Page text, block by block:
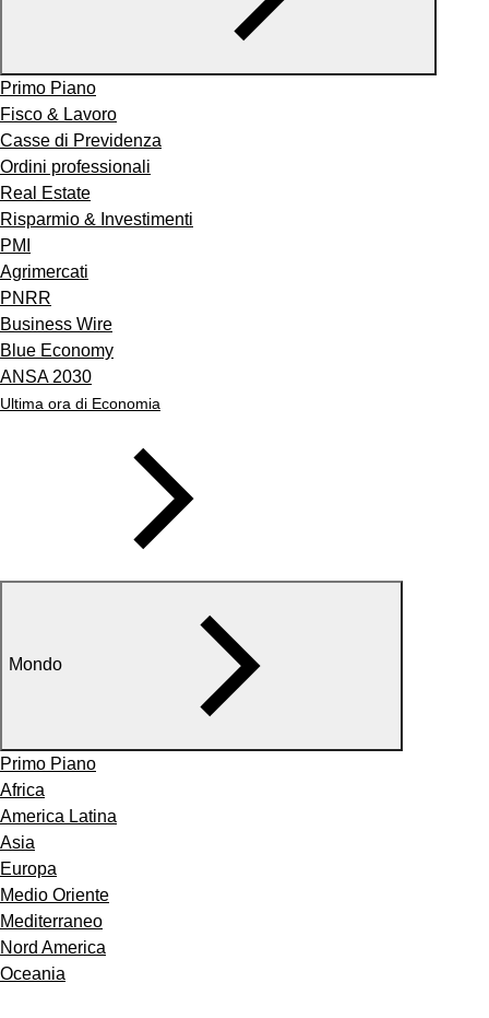
Primo Piano
Fisco & Lavoro
Casse di Previdenza
Ordini professionali
Real Estate
Risparmio & Investimenti
PMI
Agrimercati
PNRR
Business Wire
Blue Economy
ANSA 2030
Ultima ora di Economia
Mondo
Primo Piano
Africa
America Latina
Asia
Europa
Medio Oriente
Mediterraneo
Nord America
Oceania